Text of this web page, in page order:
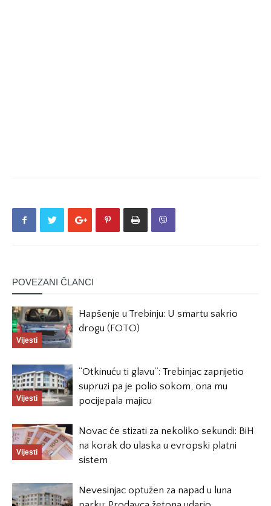
POVEZANI ČLANCI
Vijesti
Hapšenje u Trebinju: U smartu sakrio
drogu (FOTO)
Vijesti
“Otkinuću ti glavu”: Trebinjac zaprijetio
supruzi pa je polio sokom, ona mu
pocijepala majicu
Vijesti
Novac će stizati za nekoliko sekundi: BiH
na korak do ulaska u evropski platni
sistem
Nevesinjac optužen za napad u luna